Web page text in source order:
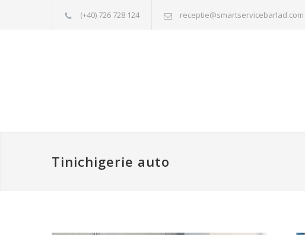
(+40) 726 728 124 receptie@smartservicebarlad.com
Tinichigerie auto